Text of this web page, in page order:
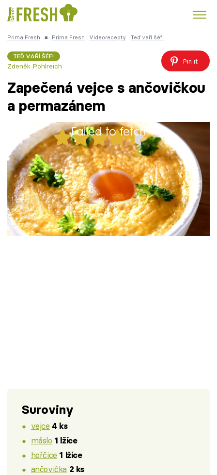
Česká kuchyně
Témata
Recepty
Články
TV Program
Škola vaření
Prima Fresh ■ Prima Fresh Videorecepty Teď vaří šéf!
TEĎ VAŘÍ ŠÉF!
Zdeněk Pohlreich
Pin it
Zapečená vejce s ančovičkou
a permazánem
Failed to fetch
24x
Zapečená vejce s ančovičkou a permazánem
1 porce 30 minut
Suroviny
vejce 4 ks
máslo 1 lžíce
hořčice 1 lžíce
ančovička 2 ks